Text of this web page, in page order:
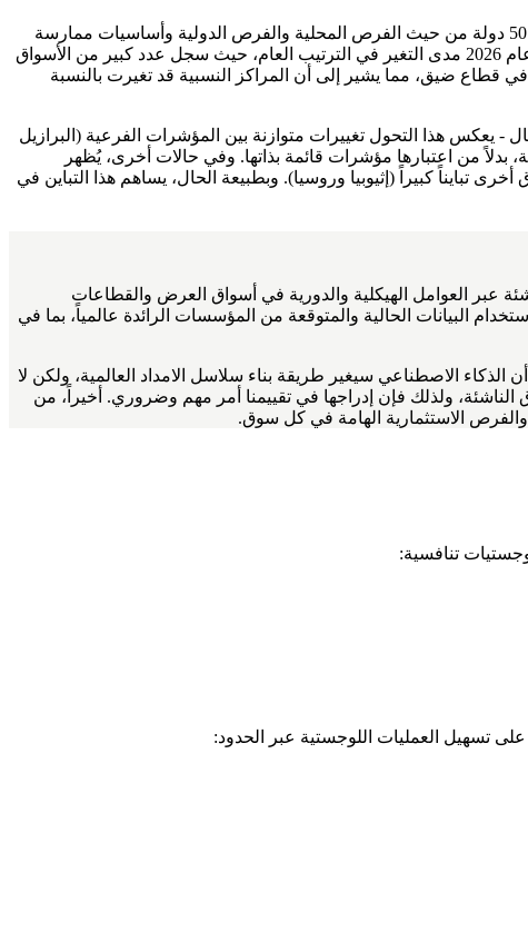
كما في السنوات السابقة، يحدد المؤشر الموقع النسبي للأسواق الناشئة باستخدام نفس الهيكل المكون من أربعة عناصر، حيث يتم تقييم 50 دولة من حيث الفرص المحلية والفرص الدولية وأساسيات ممارسة
الأعمال والاستعداد الرقمي. يعكس الترتيب العام مجموع درجات هذه المكونات ضمن مجموعة بيانات عام 2026. ومن الجدير بالذكر في عام 2026 مدى التغير في الترتيب العام، حيث سجل عدد كبير من الأسواق
في قطاع ضيق، مما يشير إلى أن المراكز النسبية قد تغيرت بالنسبة
المثال - يعكس هذا التحول تغييرات متوازنة بين المؤشرات الفرعية (البرازيل
بدلاً من اعتبارها مؤشرات قائمة بذاتها. وفي حالات أخرى، يُظهر
تبايناً كبيراً (إثيوبيا وروسيا). وبطبيعة الحال، يساهم هذا التباين في
السابقة، استخدمنا مجموعة فريدة من المتغيرات لقياس الأداء الحالي والقصير والمتوسط الأجل لـ 50 سوقاً ناشئة عبر العوامل الهيكلية والدورية في أسواق العرض والقطاعات
البيانات الحالية والمتوقعة من المؤسسات الرائدة عالمياً، بما في
الذكاء الاصطناعي سيغير طريقة بناء سلاسل الامداد العالمية، ولكن لا
ولذلك فإن إدراجها في تقييمنا أمر مهم وضروري. أخيراً، من
تنافسية:
تسهيل العمليات اللوجستية عبر الحدود: